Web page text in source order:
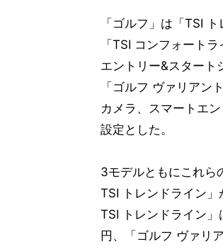
「ゴルフ」は「TSI
「TSI コンフォート
エントリー&スタート
「ゴルフ ヴァリアン
カメラ、スマートエ
設定とした。
3モデルともにこれら
TSI トレンドライン
TSI トレンドライン
円、「ゴルフ ヴァリ